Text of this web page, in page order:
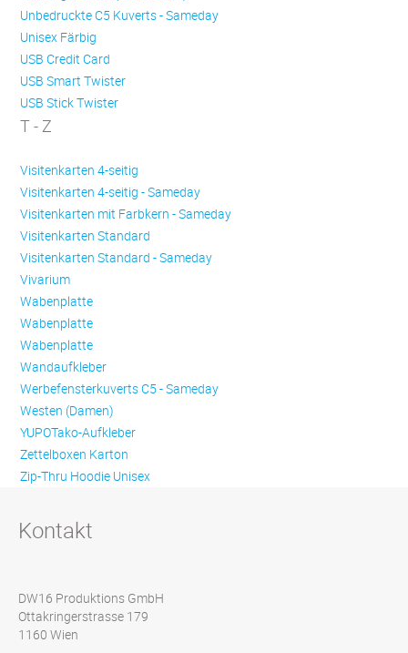
Unbedruckte C5 Kuverts - Sameday
Unisex Färbig
USB Credit Card
USB Smart Twister
USB Stick Twister
T - Z
Visitenkarten 4-seitig
Visitenkarten 4-seitig - Sameday
Visitenkarten mit Farbkern - Sameday
Visitenkarten Standard
Visitenkarten Standard - Sameday
Vivarium
Wabenplatte
Wabenplatte
Wabenplatte
Wandaufkleber
Werbefensterkuverts C5 - Sameday
Westen (Damen)
YUPOTako-Aufkleber
Zettelboxen Karton
Zip-Thru Hoodie Unisex
Kontakt
DW16 Produktions GmbH
Ottakringerstrasse 179
1160 Wien